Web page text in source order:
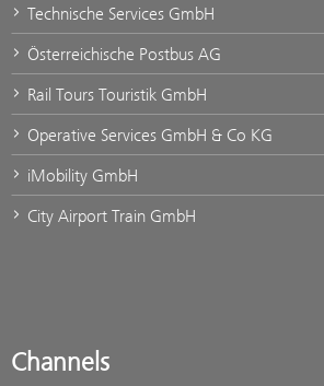
Technische Services GmbH
Österreichische Postbus AG
Rail Tours Touristik GmbH
Operative Services GmbH & Co KG
iMobility GmbH
City Airport Train GmbH
Channels